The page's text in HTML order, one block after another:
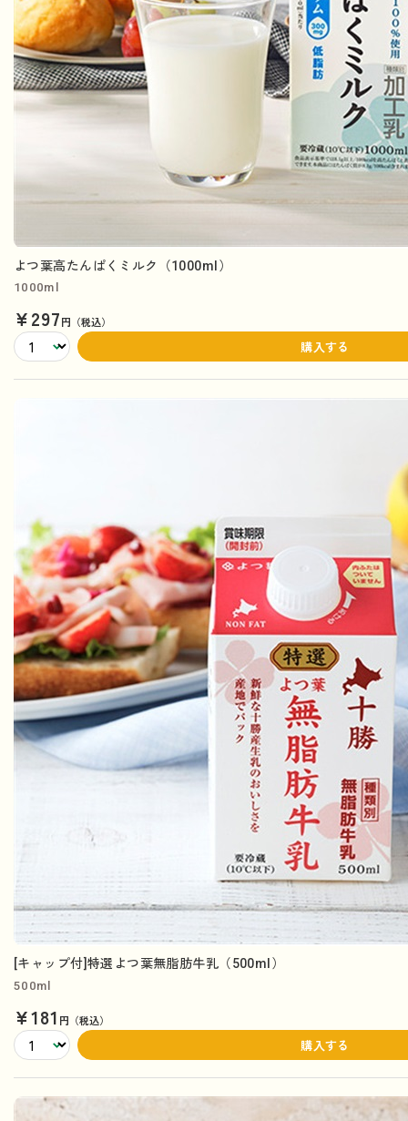
よつ葉高たんぱくミルク（1000ml）
1000ml
¥297円（税込）
購入する
[キャップ付]特選よつ葉無脂肪牛乳（500ml）
500ml
¥181 円（税込）
購入する